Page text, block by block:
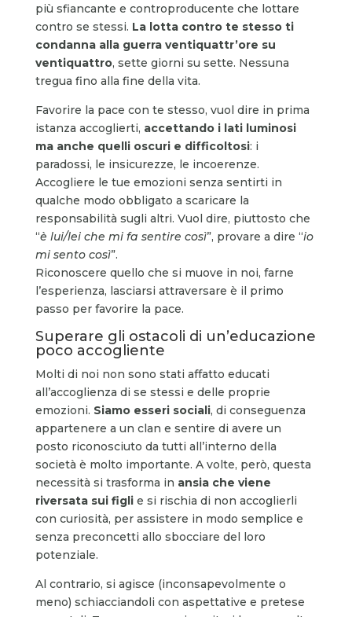
più sfiancante e controproducente che lottare
contro se stessi. La lotta contro te stesso ti
condanna alla guerra ventiquattr’ore su
ventiquattro, sette giorni su sette. Nessuna
tregua fino alla fine della vita.
Favorire la pace con te stesso, vuol dire in prima
istanza accoglierti, accettando i lati luminosi
ma anche quelli oscuri e difficoltosi: i
paradossi, le insicurezze, le incoerenze.
Accogliere le tue emozioni senza sentirti in
qualche modo obbligato a scaricare la
responsabilità sugli altri. Vuol dire, piuttosto che
“è lui/lei che mi fa sentire così”, provare a dire “io
mi sento così”.
Riconoscere quello che si muove in noi, farne
l’esperienza, lasciarsi attraversare è il primo
passo per favorire la pace.
Superare gli ostacoli di un’educazione
poco accogliente
Molti di noi non sono stati affatto educati
all’accoglienza di se stessi e delle proprie
emozioni. Siamo esseri sociali, di conseguenza
appartenere a un clan e sentire di avere un
posto riconosciuto da tutti all’interno della
società è molto importante. A volte, però, questa
necessità si trasforma in ansia che viene
riversata sui figli e si rischia di non accoglierli
con curiosità, per assistere in modo semplice e
senza preconcetti allo sbocciare del loro
potenziale.
Al contrario, si agisce (inconsapevolmente o
meno) schiacciandoli con aspettative e pretese